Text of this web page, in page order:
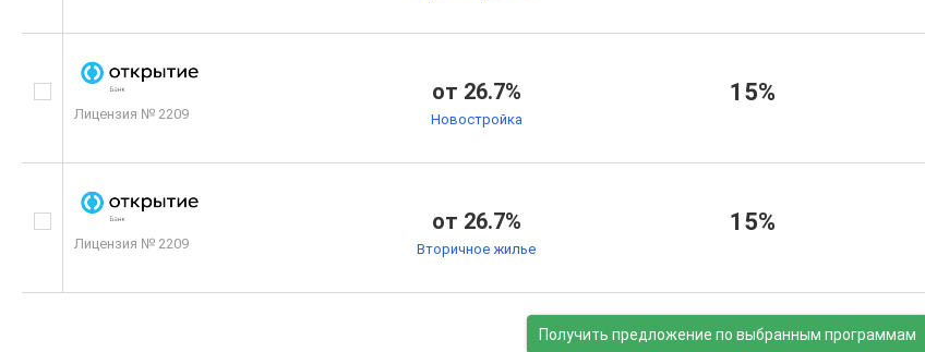
Лицензия № 2209
от 26.7%
Новостройка
15%
Лицензия № 2209
от 26.7%
Вторичное жилье
15%
Получить предложение по выбранным программам